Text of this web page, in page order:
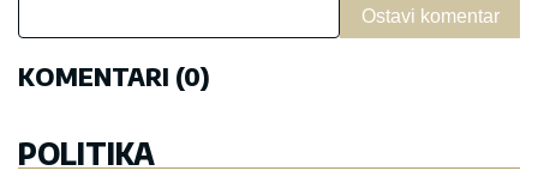
Ostavi komentar
KOMENTARI (0)
POLITIKA